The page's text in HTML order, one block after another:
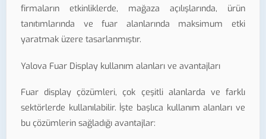
firmaların etkinliklerde, mağaza açılışlarında, ürün
tanıtımlarında ve fuar alanlarında maksimum etki
yaratmak üzere tasarlanmıştır.
Yalova Fuar Display kullanım alanları ve avantajları
Fuar display çözümleri, çok çeşitli alanlarda ve farklı
sektörlerde kullanılabilir. İşte başlıca kullanım alanları ve
bu çözümlerin sağladığı avantajlar: